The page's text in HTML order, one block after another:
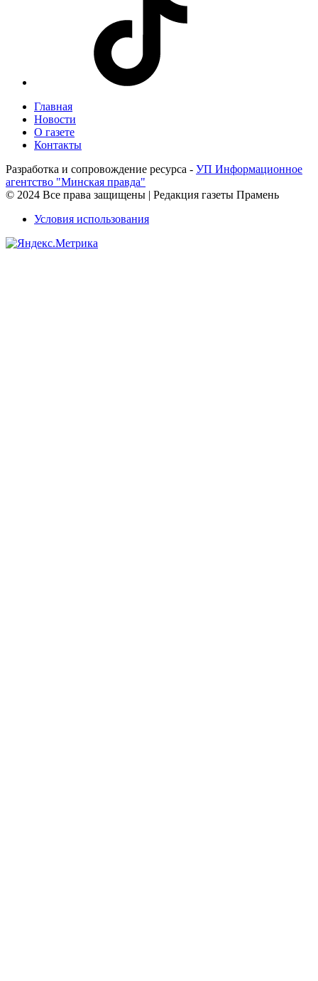
Главная
Новости
О газете
Контакты
Разработка и сопровождение ресурса - УП Информационное
агентство "Минская правда"
© 2024 Все права защищены | Редакция газеты Прамень
Условия использования